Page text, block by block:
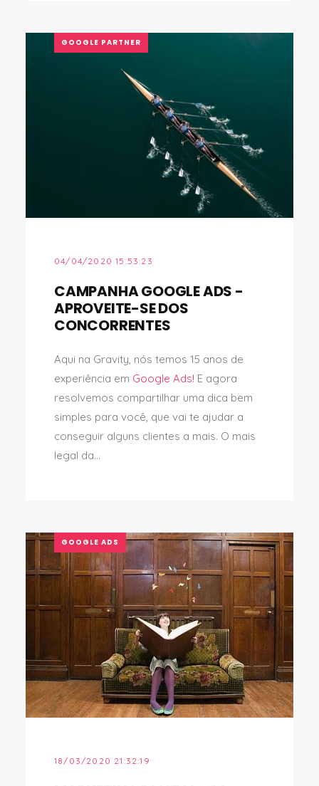
GOOGLE PARTNER
04/04/2020 15:53:23
CAMPANHA GOOGLE ADS -
APROVEITE-SE DOS
CONCORRENTES
Aqui na Gravity, nós temos 15 anos de
experiência em Google Ads! E agora
resolvemos compartilhar uma dica bem
simples para você, que vai te ajudar a
conseguir alguns clientes a mais. O mais
legal da...
GOOGLE ADS
18/03/2020 21:32:19